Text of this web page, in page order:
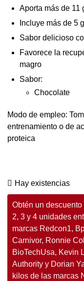
Aporta más de 11
Incluye más de 5
Sabor delicioso
Favorece la
magro
Sabor:
Chocolate
Modo de empleo:
entrenamiento o de
proteica
Hay existencias
Obtén un
2, 3 y 4 unidades
marcas Redcon1,
Carnivor, Ronnie
BioTechUsa, Kevin
Authority y Dorian
kilos de las marcas